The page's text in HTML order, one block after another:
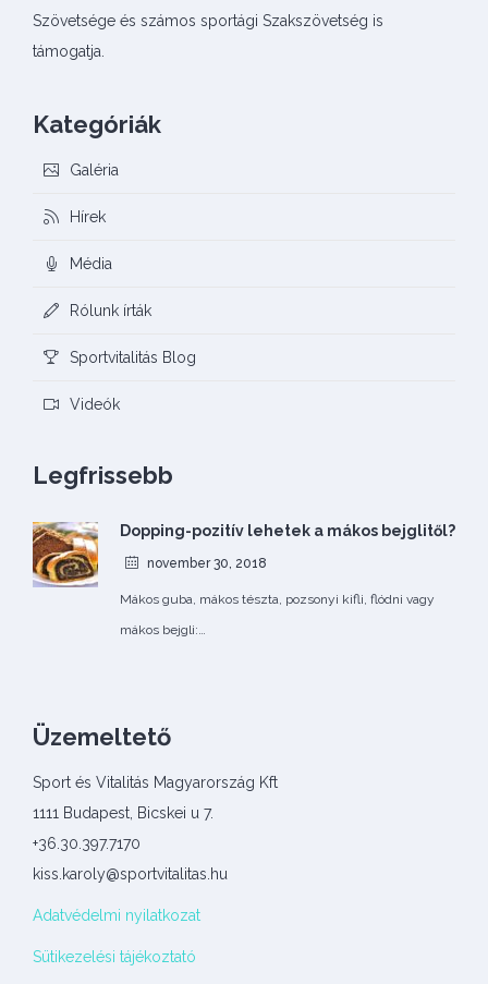
Szövetsége és számos sportági Szakszövetség is
támogatja.
Kategóriák
Galéria
Hírek
Média
Rólunk írták
Sportvitalitás Blog
Videók
Legfrissebb
Dopping-pozitív lehetek a mákos bejglitől?
november 30, 2018
Mákos guba, mákos tészta, pozsonyi kifli, flódni vagy
mákos bejgli:…
Üzemeltető
Sport és Vitalitás Magyarország Kft
1111 Budapest, Bicskei u 7.
+36.30.397.7170
kiss.karoly@sportvitalitas.hu
Adatvédelmi nyilatkozat
Sütikezelési tájékoztató